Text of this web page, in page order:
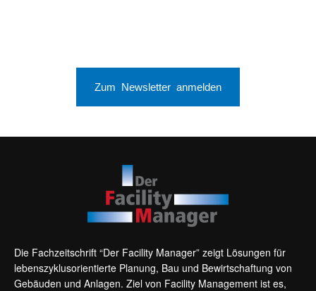
Zum Newsletter anmelden
Die Fachzeitschrift “Der Facility Manager” zeigt Lösungen für
lebenszyklusorientierte Planung, Bau und Bewirtschaftung von
Gebäuden und Anlagen. Ziel von Facility Management ist es,